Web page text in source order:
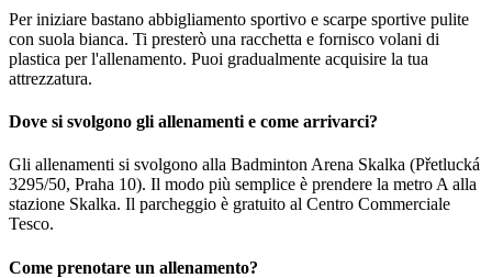
Per iniziare bastano abbigliamento sportivo e scarpe sportive pulite
con suola bianca. Ti presterò una racchetta e fornisco volani di
plastica per l'allenamento. Puoi gradualmente acquisire la tua
attrezzatura.
Dove si svolgono gli allenamenti e come arrivarci?
Gli allenamenti si svolgono alla Badminton Arena Skalka (Přetlucká
3295/50, Praha 10). Il modo più semplice è prendere la metro A alla
stazione Skalka. Il parcheggio è gratuito al Centro Commerciale
Tesco.
Come prenotare un allenamento?